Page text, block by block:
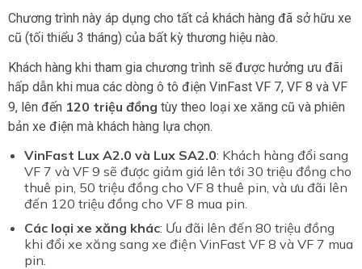
Chương trình này áp dụng cho tất cả khách hàng đã sở hữu xe
cũ (tối thiểu 3 tháng) của bất kỳ thương hiệu nào.
Khách hàng khi tham gia chương trình sẽ được hưởng ưu đãi
hấp dẫn khi mua các dòng ô tô điện VinFast VF 7, VF 8 và VF
9, lên đến 120 triệu đồng tùy theo loại xe xăng cũ và phiên
bản xe điện mà khách hàng lựa chọn.
VinFast Lux A2.0 và Lux SA2.0: Khách hàng đổi sang
VF 7 và VF 9 sẽ được giảm giá lên tới 30 triệu đồng cho
thuê pin, 50 triệu đồng cho VF 8 thuê pin, và ưu đãi lên
đến 120 triệu đồng cho VF 8 mua pin.
Các loại xe xăng khác: Ưu đãi lên đến 80 triệu đồng
khi đổi xe xăng sang xe điện VinFast VF 8 và VF 7 mua
pin.